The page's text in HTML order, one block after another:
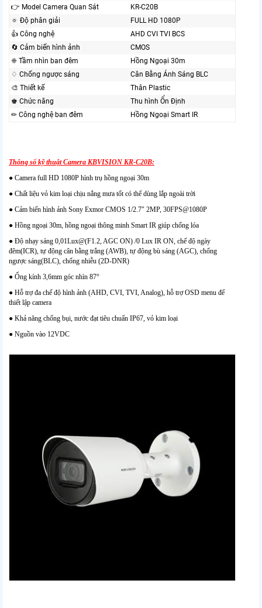
👉 Model Camera Quan Sát
KR-C20B
🔅 Độ phân giải
FULL HD 1080P
👍 Công nghệ
AHD CVI TVI BCS
🔄 Cảm biến hình ảnh
CMOS
❈ Tầm nhìn ban đêm
Hồng Ngoại 30m
♢ Chống ngược sáng
Cân Bằng Ánh Sáng BLC
🎨 Thiết kế
Thân Plastic
♚ Chức năng
Thu hình Ổn Định
✏ Công nghệ ban đêm
Hồng Ngoại Smart IR
Thông số kỹ thuật Camera KBVISION KR-C20B:
● Camera full HD 1080P hình trụ hồng ngoại 30m
● Chất liệu vỏ kim loại chịu nắng mưa tốt có thể dùng lắp ngoài trời
● Cảm biến hình ảnh Sony Exmor CMOS 1/2.7″ 2MP, 30FPS@1080P
● Hồng ngoại 30m, hồng ngoại thông minh Smart IR giúp chống lóa
● Độ nhạy sáng 0,01Lux@(F1.2, AGC ON) /0 Lux IR ON, chế độ ngày
đêm(ICR), tự động cân bằng trắng (AWB), tự động bù sáng (AGC), chống
ngược sáng(BLC), chống nhiễu (2D-DNR)
● Ống kính 3,6mm góc nhìn 87°
● Hỗ trợ đa chế độ hình ảnh (AHD, CVI, TVI, Analog), hỗ trợ OSD menu để
thiết lập camera
● Khả năng chống bụi, nước đạt tiêu chuẩn IP67, vỏ kim loại
● Nguồn vào 12VDC